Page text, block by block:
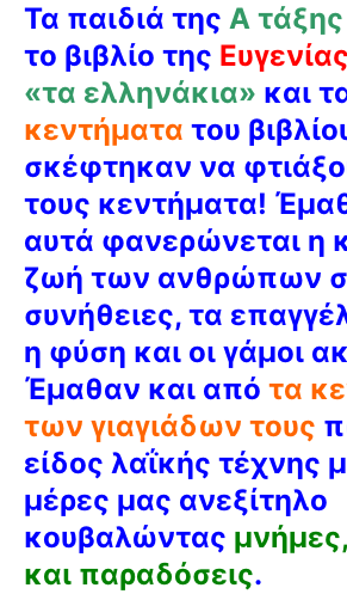
Τα παιδιά της Α τάξης
το βιβλίο της
«τα ελληνάκια» και
κεντήματα του
σκέφτηκαν να
τους κεντήματα!
αυτά φανερώνεται η
ζωή των ανθρώπων
συνήθειες, τα
η φύση και οι γάμοι
Έμαθαν και από τα
των γιαγιάδων τους
είδος λαΐκής τέχνης
μέρες μας ανεξίτηλο
κουβαλώντας
και παραδόσεις.